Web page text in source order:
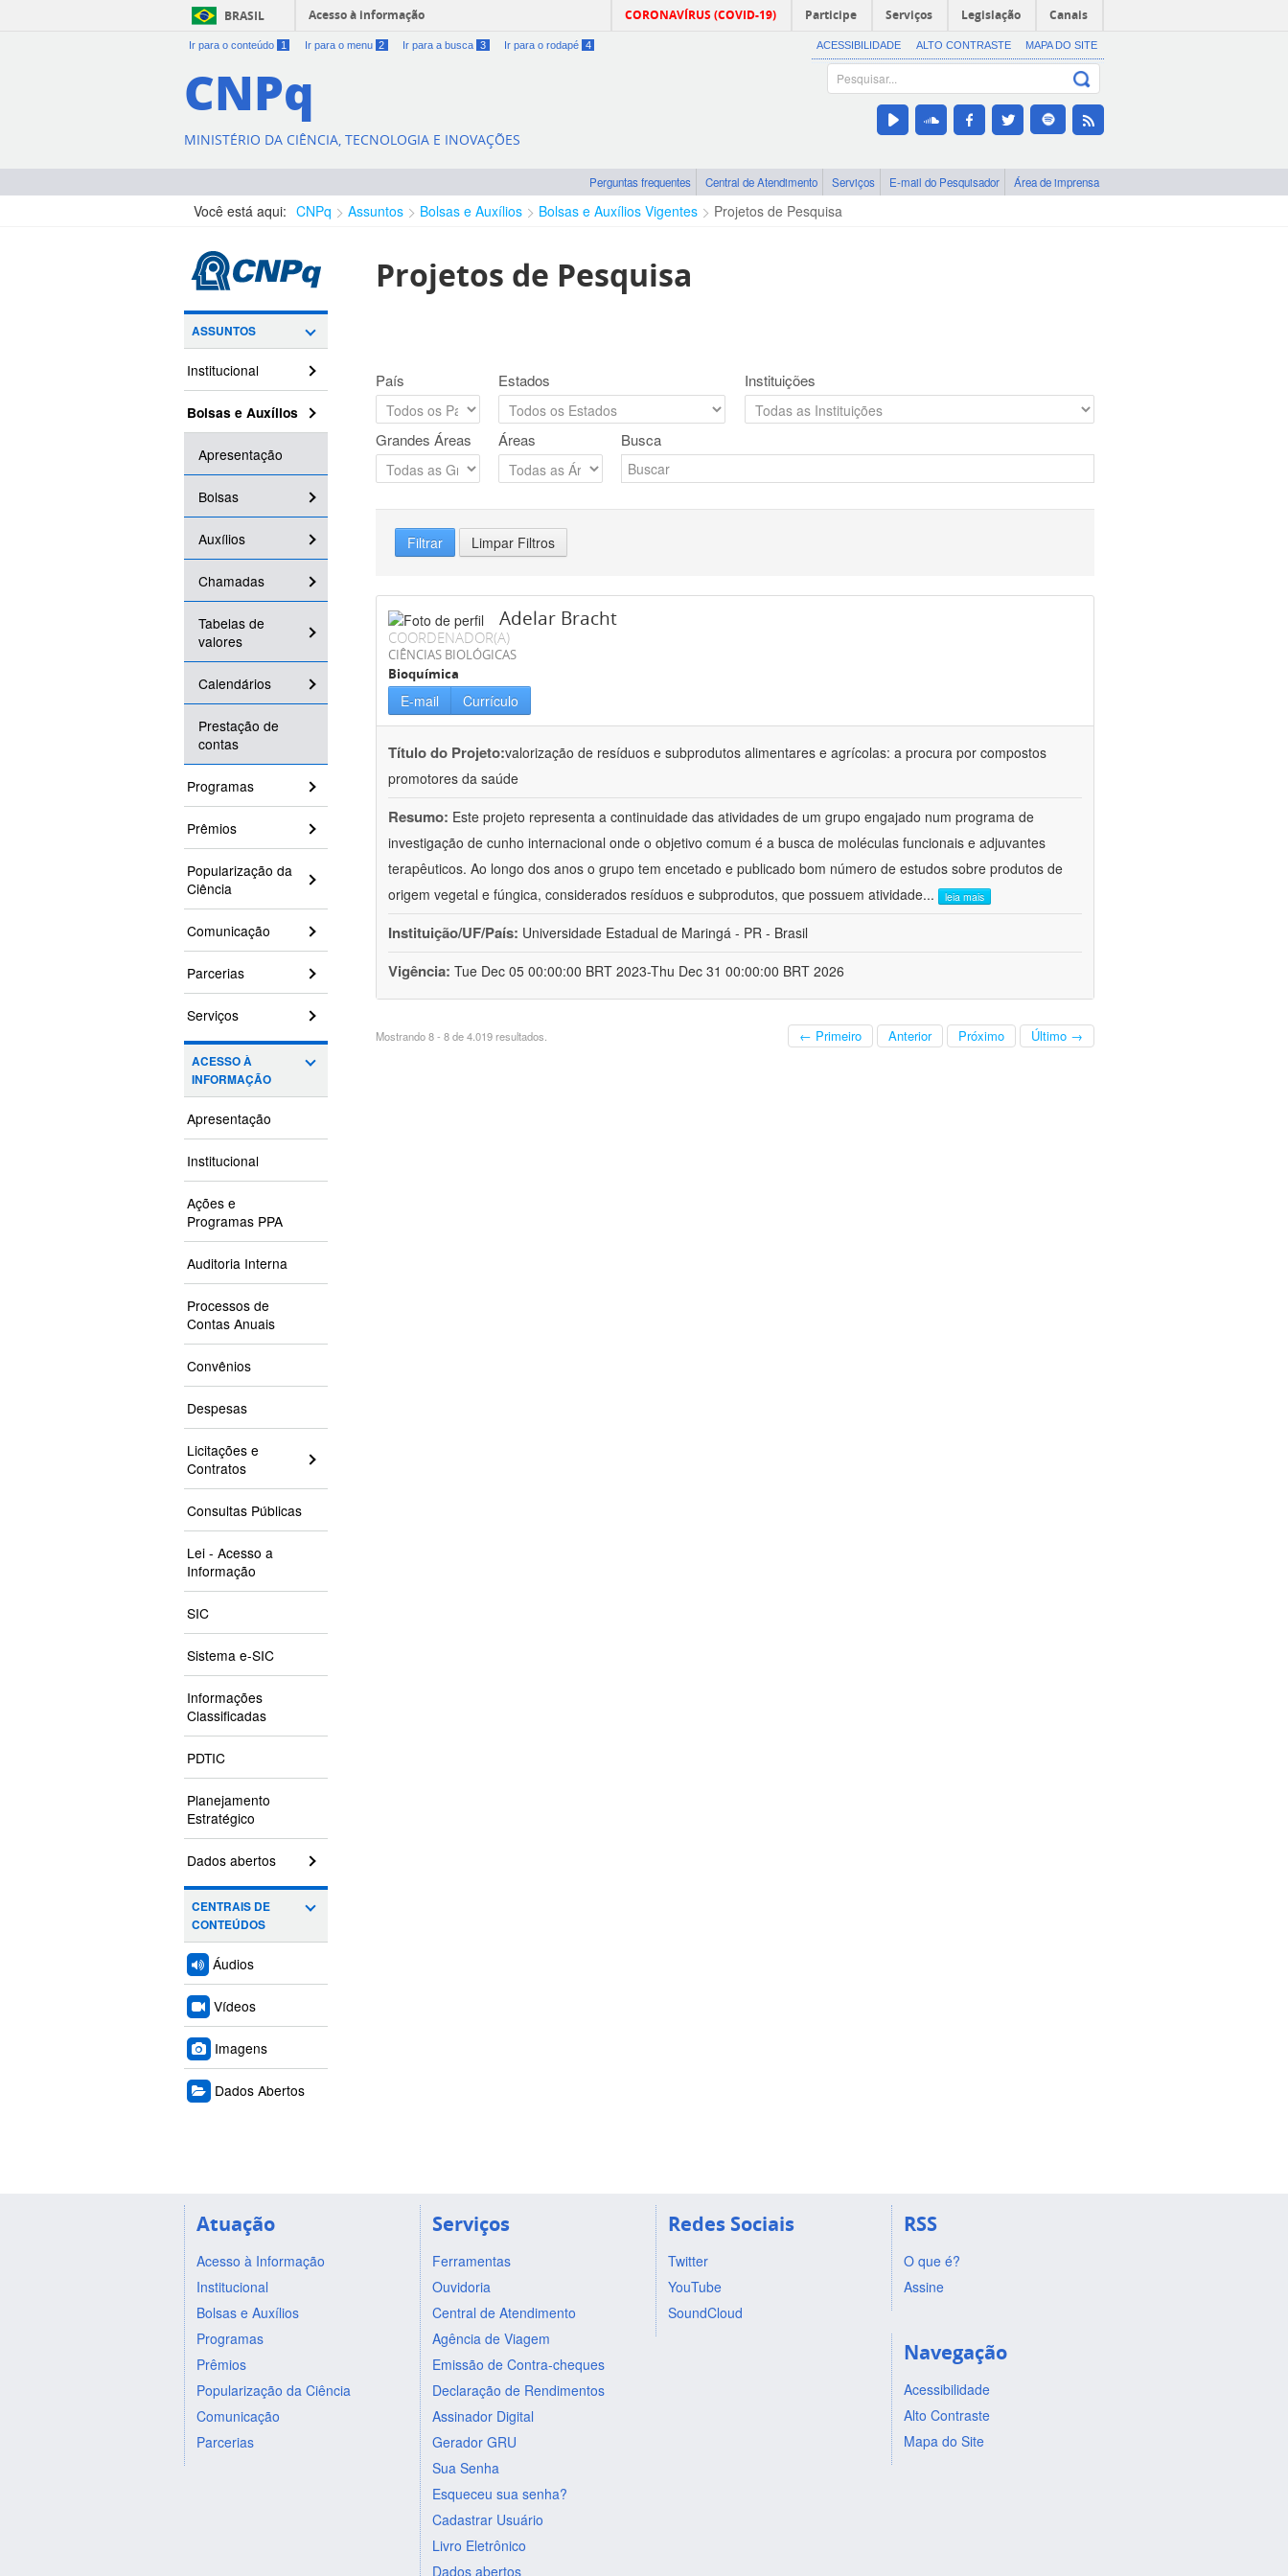
BRASIL Acesso à informação CORONAVÍRUS (COVID-19) Participe Serviços Legislação Canais
Ir para o conteúdo 1 Ir para o menu 2 Ir para a busca 3 Ir para o rodapé 4 ACESSIBILIDADE ALTO CONTRASTE MAPA DO SITE
CNPq
MINISTÉRIO DA CIÊNCIA, TECNOLOGIA E INOVAÇÕES
Perguntas frequentes Central de Atendimento Serviços E-mail do Pesquisador Área de imprensa
Você está aqui: CNPq Assuntos Bolsas e Auxílios Bolsas e Auxílios Vigentes Projetos de Pesquisa
ASSUNTOS
Institucional
Bolsas e Auxílios
Apresentação
Bolsas
Auxílios
Chamadas
Tabelas de
valores
Calendários
Prestação de
contas
Programas
Prêmios
Popularização da
Ciência
Comunicação
Parcerias
Serviços
ACESSO À
INFORMAÇÃO
Apresentação
Institucional
Ações e
Programas PPA
Auditoria Interna
Processos de
Contas Anuais
Convênios
Despesas
Licitações e
Contratos
Consultas Públicas
Lei - Acesso a
Informação
SIC
Sistema e-SIC
Informações
Classificadas
PDTIC
Planejamento
Estratégico
Dados abertos
CENTRAIS DE
CONTEÚDOS
Áudios
Vídeos
Imagens
Dados Abertos
Projetos de Pesquisa
País Estados Instituições
Grandes Áreas Áreas Busca
Filtrar Limpar Filtros
Adelar Bracht
COORDENADOR(A)
CIÊNCIAS BIOLÓGICAS
Bioquímica
E-mail Currículo
Título do Projeto:valorização de resíduos e subprodutos alimentares e agrícolas: a procura por compostos
promotores da saúde
Resumo: Este projeto representa a continuidade das atividades de um grupo engajado num programa de
investigação de cunho internacional onde o objetivo comum é a busca de moléculas funcionais e adjuvantes
terapêuticos. Ao longo dos anos o grupo tem encetado e publicado bom número de estudos sobre produtos de
origem vegetal e fúngica, considerados resíduos e subprodutos, que possuem atividade... leia mais
Instituição/UF/País: Universidade Estadual de Maringá - PR - Brasil
Vigência: Tue Dec 05 00:00:00 BRT 2023-Thu Dec 31 00:00:00 BRT 2026
Mostrando 8 - 8 de 4.019 resultados. ← Primeiro Anterior Próximo Último →
Atuação
Acesso à Informação
Institucional
Bolsas e Auxílios
Programas
Prêmios
Popularização da Ciência
Comunicação
Parcerias
Serviços
Ferramentas
Ouvidoria
Central de Atendimento
Agência de Viagem
Emissão de Contra-cheques
Declaração de Rendimentos
Assinador Digital
Gerador GRU
Sua Senha
Esqueceu sua senha?
Cadastrar Usuário
Livro Eletrônico
Dados abertos
Redes Sociais
Twitter
YouTube
SoundCloud
RSS
O que é?
Assine
Navegação
Acessibilidade
Alto Contraste
Mapa do Site